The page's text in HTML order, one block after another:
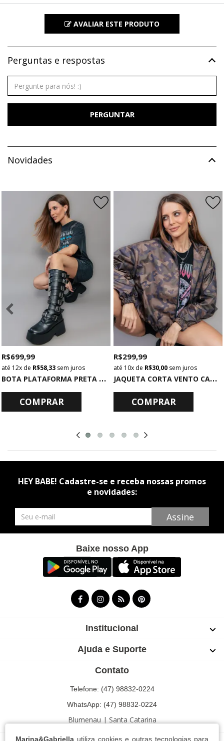
Marina&Gabriella utiliza cookies e outras tecnologias para
AVALIAR ESTE PRODUTO
Perguntas e respostas
PERGUNTAR
Novidades
B
OTA PLATAFORMA PRETA COM METAIS
R$ 699,99
12x de R$ 58,33 sem juros
COMPRAR
J
AQUETA CORTA VENTO CAMUFLADA
R$ 299,99
10x de R$ 30,00 sem juros
COMPRAR
HEY BABE! Cadastre-se e receba nossas promos
e novidades:
Newsletter Assine
Baixe nosso App
Institucional
Ajuda e Suporte
Contato
Telefone: (47) 98832-0224
WhatsApp: (47) 98832-0224
Blumenau | Santa Catarina